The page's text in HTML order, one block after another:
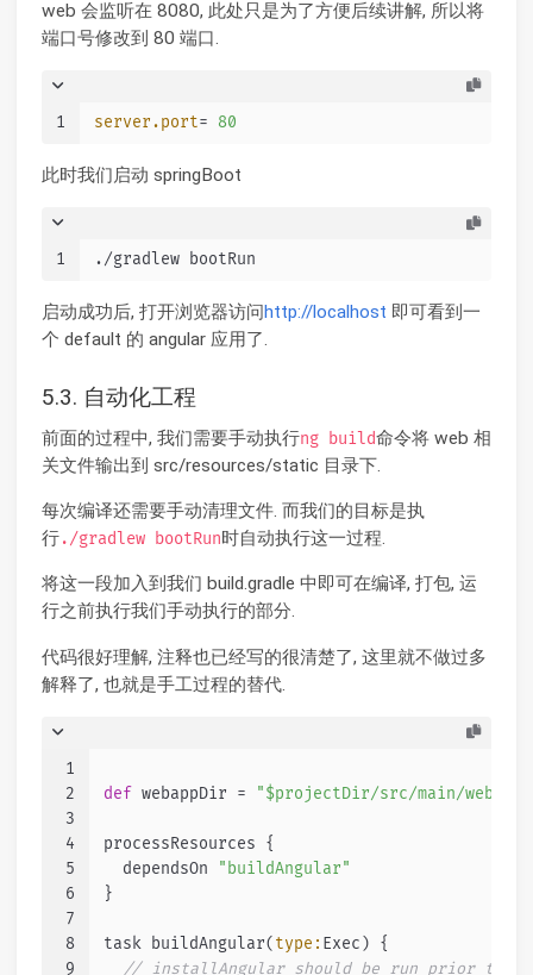
web 会监听在 8080, 此处只是为了方便后续讲解, 所以将
端口号修改到 80 端口.
1 server.port= 80
此时我们启动 springBoot
1 ./gradlew bootRun
启动成功后, 打开浏览器访问http://localhost 即可看到一
个 default 的 angular 应用了.
5.3. 自动化工程
前面的过程中, 我们需要手动执行ng build命令将 web 相
关文件输出到 src/resources/static 目录下.
每次编译还需要手动清理文件. 而我们的目标是执
行./gradlew bootRun时自动执行这一过程.
将这一段加入到我们 build.gradle 中即可在编译, 打包, 运
行之前执行我们手动执行的部分.
代码很好理解, 注释也已经写的很清楚了, 这里就不做过多
解释了, 也就是手工过程的替代.
1
2
3
4
5
6
7
8
9
def webappDir = "$projectDir/src/main/webapp"
processResources {
  dependsOn
"buildAngular"
}
task buildAngular(type: Exec) {
// installAngular should be run prior to